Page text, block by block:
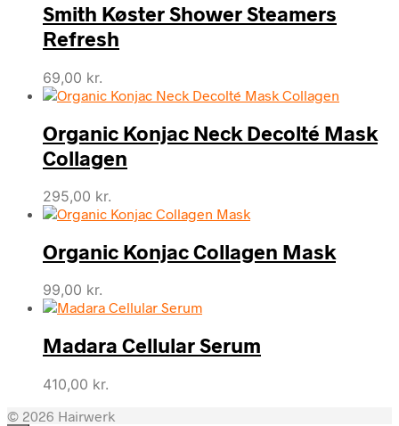
Smith Køster Shower Steamers
Refresh
69,00 kr.
Organic Konjac Neck Decolté Mask
Collagen
295,00 kr.
Organic Konjac Collagen Mask
99,00 kr.
Madara Cellular Serum
410,00 kr.
© 2026 Hairwerk